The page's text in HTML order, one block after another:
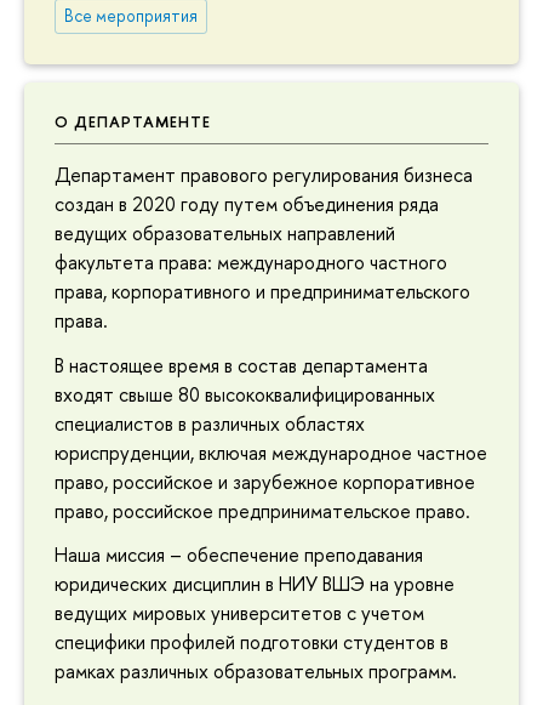
Все мероприятия
О ДЕПАРТАМЕНТЕ
Департамент правового регулирования бизнеса
создан в 2020 году путем объединения ряда
ведущих образовательных направлений
факультета права: международного частного
права, корпоративного и предпринимательского
права.
В настоящее время в состав департамента
входят свыше 80 высококвалифицированных
специалистов в различных областях
юриспруденции, включая международное частное
право, российское и зарубежное корпоративное
право, российское предпринимательское право.
Наша миссия – обеспечение преподавания
юридических дисциплин в НИУ ВШЭ на уровне
ведущих мировых университетов с учетом
специфики профилей подготовки студентов в
рамках различных образовательных программ.